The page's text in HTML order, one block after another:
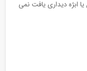
ابژه دیداری یافت نمی